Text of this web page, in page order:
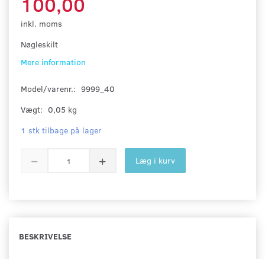
inkl. moms
Nøgleskilt
Mere information
Model/varenr.: 9999_40
Vægt: 0,05 kg
1 stk tilbage på lager
Læg i kurv
BESKRIVELSE